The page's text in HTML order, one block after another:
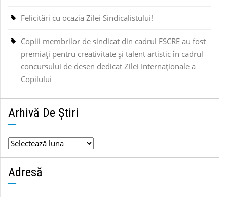
Felicitări cu ocazia Zilei Sindicalistului!
Copiii membrilor de sindicat din cadrul FSCRE au fost
premiați pentru creativitate și talent artistic în cadrul
concursului de desen dedicat Zilei Internaționale a
Copilului
Arhivă De Știri
Arhivă
de
știri
Adresă